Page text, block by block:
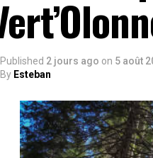
Published 2 jours ago on 5 août
By Esteban